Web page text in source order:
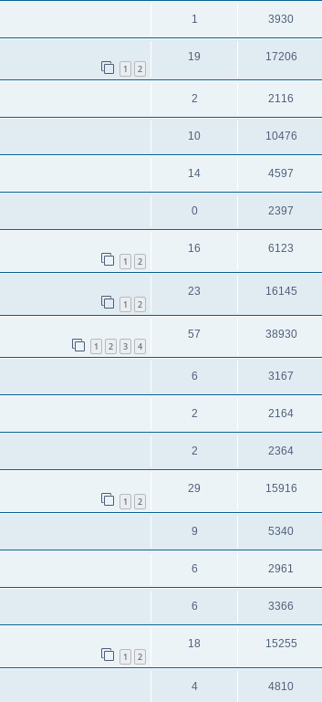
1 3930
1 2
19 17206
2 2116
10 10476
14 4597
0 2397
1 2
16 6123
1 2
23 16145
1 2 3 4
57 38930
6 3167
2 2164
2 2364
1 2
29 15916
9 5340
6 2961
6 3366
1 2
18 15255
4 4810